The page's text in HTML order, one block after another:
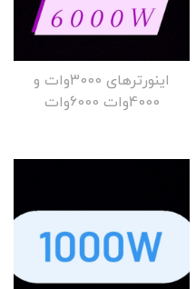
اینورترهای 3000وات و
4000وات 6000وات